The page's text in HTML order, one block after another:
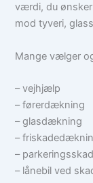
værdi, du
mod tyveri,
Mange vælger
– vejhjælp
– førerdækning
– glasdækning
–
–
– lånebil ved